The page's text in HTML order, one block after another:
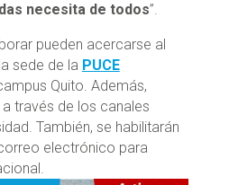
necesita de todos”.
pueden acercarse al
sede de la PUCE
Quito. Además,
través de los canales
También, se habilitarán
electrónico para